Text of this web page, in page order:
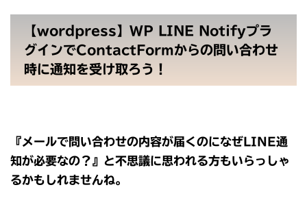
【wordpress】WP LINE Notifyプラ
グインでContactFormからの問い合わせ
時に通知を受け取ろう！
『メールで問い合わせの内容が届くのになぜLINE通
知が必要なの？』と不思議に思われる方もいらっしゃ
るかもしれませんね。